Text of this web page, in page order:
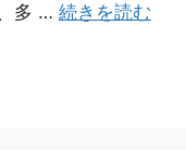
多 … 続きを読む